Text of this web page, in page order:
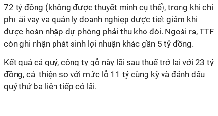
72 tỷ đồng (không được thuyết minh cụ thể), trong khi chi
phí lãi vay và quản lý doanh nghiệp được tiết giảm khi
được hoàn nhập dự phòng phải thu khó đòi. Ngoài ra, TTF
còn ghi nhận phát sinh lợi nhuận khác gần 5 tỷ đồng.
Kết quả cả quý, công ty gỗ này lãi sau thuế trở lại với 23 tỷ
đồng, cải thiện so với mức lỗ 11 tỷ cùng kỳ và đánh dấu
quý thứ ba liên tiếp có lãi.